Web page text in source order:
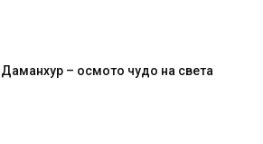
Даманхур – осмото чудо на света